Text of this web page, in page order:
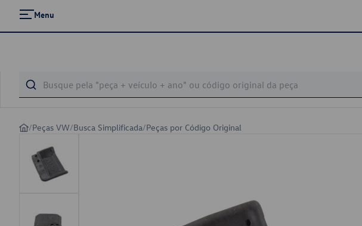
Menu
/Peças VW/Busca Simplificada/Peças por Código Original